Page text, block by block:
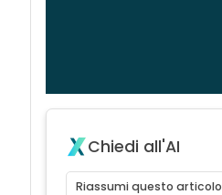
Chiedi all'AI
Riassumi questo articolo